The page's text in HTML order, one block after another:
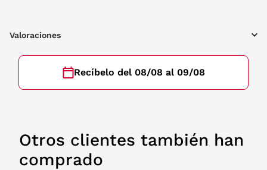
Valoraciones
Recíbelo del 08/08 al 09/08
Otros clientes también han
comprado